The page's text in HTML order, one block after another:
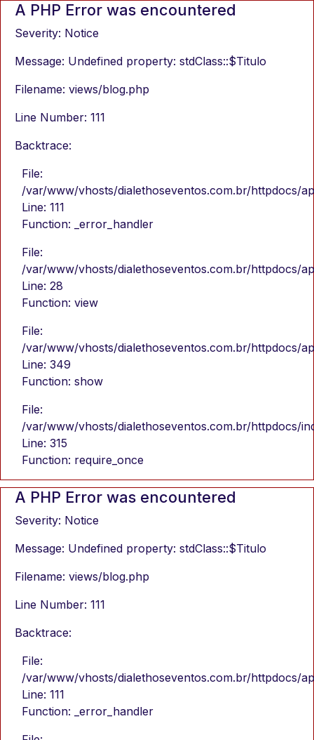
A PHP Error was encountered
Severity: Notice
Message: Undefined property: stdClass::$Titulo
Filename: views/blog.php
Line Number: 111
Backtrace:
File:
/var/www/vhosts/dialethoseventos.com.br/httpdocs/
Line: 111
Function: _error_handler
File:
/var/www/vhosts/dialethoseventos.com.br/httpdocs/
Line: 28
Function: view
File:
/var/www/vhosts/dialethoseventos.com.br/httpdocs/
Line: 349
Function: show
File:
/var/www/vhosts/dialethoseventos.com.br/httpdocs/
Line: 315
Function: require_once
A PHP Error was encountered
Severity: Notice
Message: Undefined property: stdClass::$Titulo
Filename: views/blog.php
Line Number: 111
Backtrace:
File:
/var/www/vhosts/dialethoseventos.com.br/httpdocs/
Line: 111
Function: _error_handler